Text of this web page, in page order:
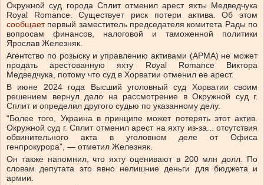
Окружной суд города Сплит отменил арест яхты Медведчука
Royal Romance. Существует риск потери актива.
Об этом
сообщаетпервый заместитель председателя комитета Рады по
вопросам финансов, налоговой и таможенной политики
Ярослав Железняк.
Агентство по розыску и управлению активами (АРМА) не может
продать арестованную яхту Royal Romance Виктора
Медведчука, потому что суд в Хорватии отменил ее арест.
В июне 2024 года Высший уголовный суд Хорватии своим
решением вернул дело на рассмотрение в Окружной суд г.
Сплит и определил другого судью по указанному делу.
“Более того, Украина в принципе может потерять этот актив.
Окружной суд г. Сплит отменил арест на яхту из-за... отсутствия
обвинительного акта в уголовном деле от Офиса
генпрокурора”, — отметил Железняк.
Он также напомнил, что яхту оценивают в 200 млн долл. По
словам депутата это явно нелишние деньги для бюджета и
армии.